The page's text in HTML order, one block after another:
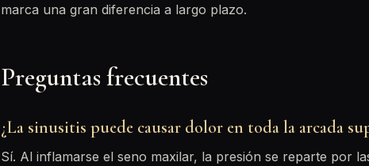
marca una gran diferencia a largo plazo.
Preguntas frecuentes
¿La sinusitis puede causar dolor en toda la arcada
Sí. Al inflamarse el seno maxilar, la presión se reparte por